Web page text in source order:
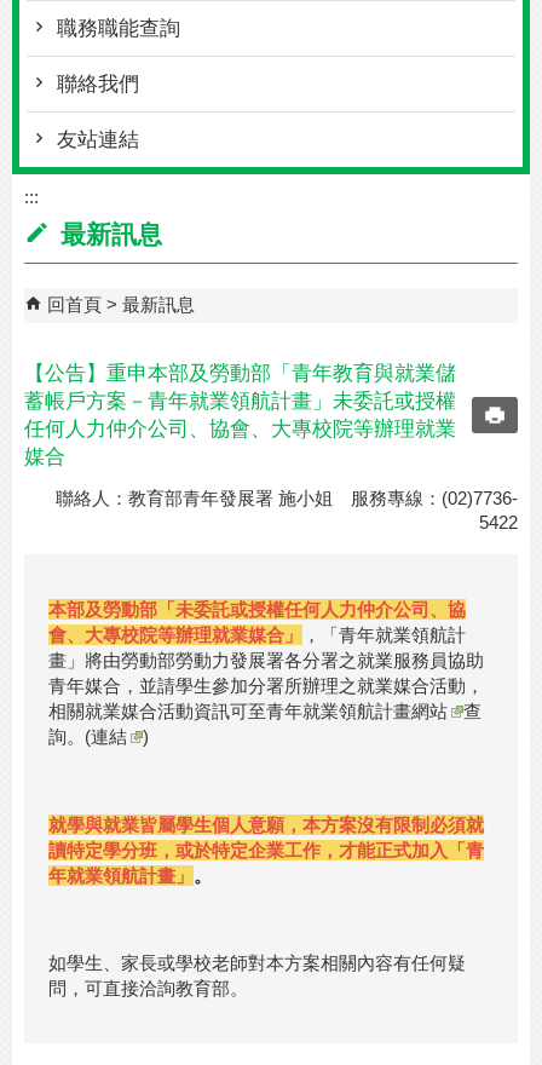
職務職能查詢
聯絡我們
友站連結
:::
最新訊息
回首頁 最新訊息
【公告】重申本部及勞動部「青年教育與就業儲
蓄帳戶方案－青年就業領航計畫」未委託或授權
任何人力仲介公司、協會、大專校院等辦理就業
媒合
聯絡人：教育部青年發展署 施小姐 服務專線：(02)7736-
5422
本部及勞動部「未委託或授權任何人力仲介公司、協
會、大專校院等辦理就業媒合」
，「青年就業領航計
畫」將由勞動部勞動力發展署各分署之就業服務員協助
青年媒合，並請學生參加分署所辦理之就業媒合活動，
相關就業媒合活動資訊可至青年就業領航計畫網站
查
詢。(連結 )
就學與就業皆屬學生個人意願，本方案沒有限制必須就
讀特定學分班，或於特定企業工作，才能正式加入「青
年就業領航計畫」 。
如學生、家長或學校老師對本方案相關內容有任何疑
問，可直接洽詢教育部。